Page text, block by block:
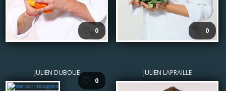
0 0
JULIEN DUBOUE
🤍 0
JULIEN LAPRAILLE